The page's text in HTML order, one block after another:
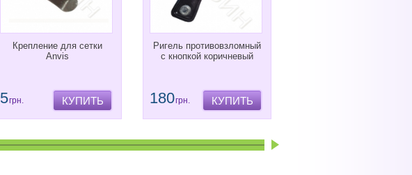
Крепление для сетки
Anvis
5грн. КУПИТЬ
Ригель противовзломный
с кнопкой коричневый
180грн. КУПИТЬ